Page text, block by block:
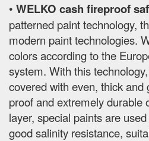
• WELKO cash fireproof
patterned paint technology,
modern paint technologies.
colors according to the
system. With this
covered with even, thick and
proof and extremely durable
layer, special paints are
good salinity resistance,